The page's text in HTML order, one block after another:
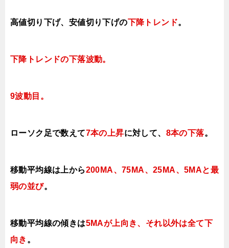
高値切り下げ、安値切り下げの下降トレンド。
下降トレンドの下落波動。
9波動目。
ローソク足で数えて7本の上昇に対して、 8本の下落。
移動平均線は上から200MA、75MA、25MA、5MAと最
弱の並び。
移動平均線の傾きは5MAが上向き、それ以外は全て下
向き 。